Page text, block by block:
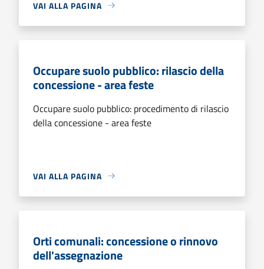
VAI ALLA PAGINA
Occupare suolo pubblico: rilascio della
concessione - area feste
Occupare suolo pubblico: procedimento di rilascio
della concessione - area feste
VAI ALLA PAGINA
Orti comunali: concessione o rinnovo
dell'assegnazione